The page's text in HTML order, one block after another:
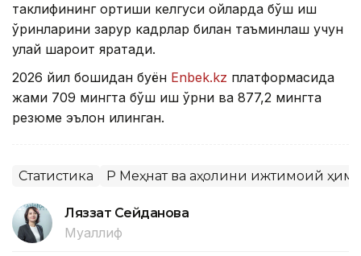
таклифининг ортиши келгуси ойларда бўш иш
ўринларини зарур кадрлар билан таъминлаш учун
қулай шароит яратади.
2026 йил бошидан буён Enbek.kz платформасида
жами 709 мингта бўш иш ўрни ва 877,2 мингта
резюме эълон қилинган.
Статистика ҚР Меҳнат ва аҳолини ижтимоий
Ляззат Сейданова
Муаллиф